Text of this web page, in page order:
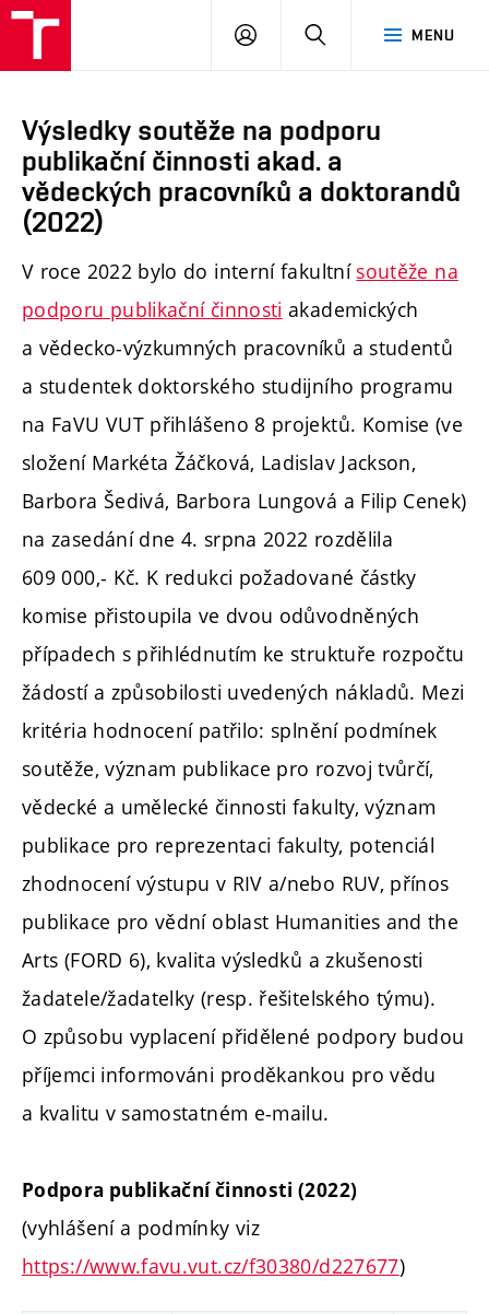
MENU
PŘIHLÁSIT
Výsledky soutěže na podporu
publikační činnosti akad. a
vědeckých pracovníků a doktorandů
(2022)
V roce 2022 bylo do interní fakultní soutěže na
podporu publikační činnosti akademických
a vědecko-výzkumných pracovníků a studentů
a studentek doktorského studijního programu
na FaVU VUT přihlášeno 8 projektů. Komise (ve
složení Markéta Žáčková, Ladislav Jackson,
Barbora Šedivá, Barbora Lungová a Filip Cenek)
na zasedání dne 4. srpna 2022 rozdělila
609 000,- Kč. K redukci požadované částky
komise přistoupila ve dvou odůvodněných
případech s přihlédnutím ke struktuře rozpočtu
žádostí a způsobilosti uvedených nákladů. Mezi
kritéria hodnocení patřilo: splnění podmínek
soutěže, význam publikace pro rozvoj tvůrčí,
vědecké a umělecké činnosti fakulty, význam
publikace pro reprezentaci fakulty, potenciál
zhodnocení výstupu v RIV a/nebo RUV, přínos
publikace pro vědní oblast Humanities and the
Arts (FORD 6), kvalita výsledků a zkušenosti
žadatele/žadatelky (resp. řešitelského týmu).
O způsobu vyplacení přidělené podpory budou
příjemci informováni proděkankou pro vědu
a kvalitu v samostatném e-mailu.
Podpora publikační činnosti (2022)
(vyhlášení a podmínky viz
https://www.favu.vut.cz/f30380/d227677)